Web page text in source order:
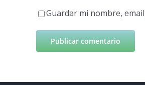
Guardar mi nombre,